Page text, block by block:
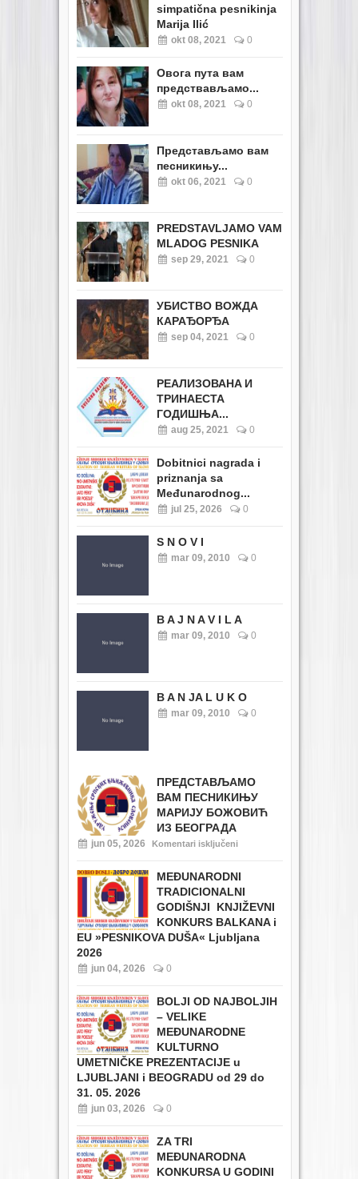
simpatična pesnikinja
Marija Ilić
okt 08, 2021 0
Овога пута вам
предствављамо...
okt 08, 2021 0
Представљамо вам
песникињу...
okt 06, 2021 0
PREDSTAVLJAMO VAM
MLADOG PESNIKA
sep 29, 2021 0
УБИСТВО ВОЖДА
КАРАЂОРЂА
sep 04, 2021 0
РЕАЛИЗОВАНA И
ТРИНАЕСТА
ГОДИШЊА...
aug 25, 2021 0
Dobitnici nagrada i
priznanja sa
Međunarodnog...
jul 25, 2026 0
S N O V I
mar 09, 2010 0
B A J N A V I L A
mar 09, 2010 0
B A N JA L U K O
mar 09, 2010 0
ПРЕДСТАВЉАМО
ВАМ ПЕСНИКИЊУ
МАРИЈУ БОЖОВИЋ
ИЗ БЕОГРАДА
jun 05, 2026 Komentari isključeni
MEĐUNARODNI
TRADICIONALNI
GODIŠNJI KNJIŽEVNI
KONKURS BALKANA i
EU »PESNIKOVA DUŠA« Ljubljana
2026
jun 04, 2026 0
BOLJI OD NAJBOLJIH
– VELIKE
MEĐUNARODNE
KULTURNO
UMETNIČKE PREZENTACIJE u
LJUBLJANI i BEOGRADU od 29 do
31. 05. 2026
jun 03, 2026 0
ZA TRI
MEĐUNARODNA
KONKURSA U GODINI